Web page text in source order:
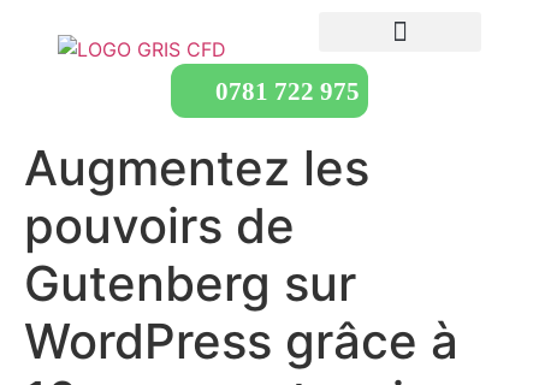
0781 722 975
Augmentez les
pouvoirs de
Gutenberg sur
WordPress grâce à